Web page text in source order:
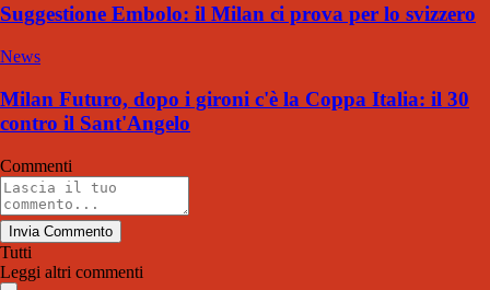
Suggestione Embolo: il Milan ci prova per lo svizzero
News
Milan Futuro, dopo i gironi c'è la Coppa Italia: il 30
contro il Sant'Angelo
Commenti
Invia Commento
Tutti
Leggi altri commenti